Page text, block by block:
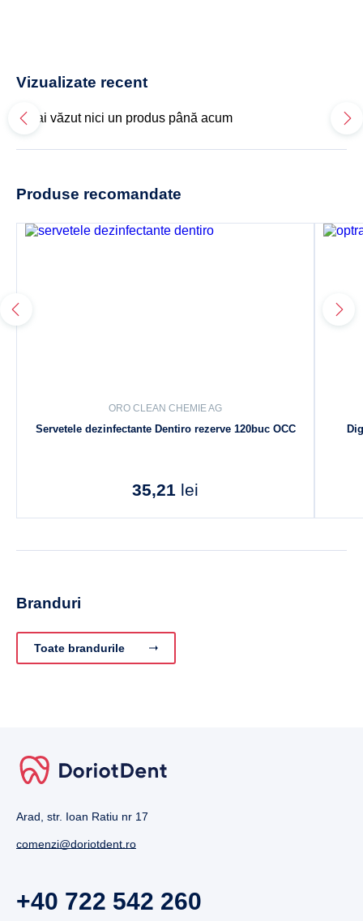
Vizualizate recent
Nu ai văzut nici un produs până acum
Produse recomandate
ORO CLEAN CHEMIE AG
Servetele dezinfectante Dentiro rezerve 120buc OCC
35,21 lei
Branduri
Toate brandurile
Arad, str. Ioan Ratiu nr 17
comenzi@doriotdent.ro
+40 722 542 260